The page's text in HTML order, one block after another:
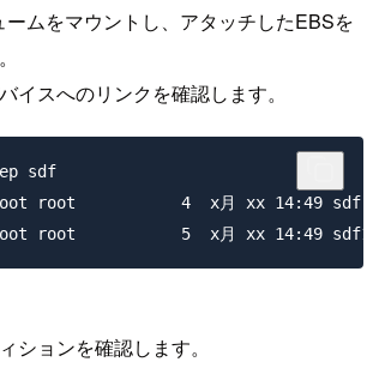
ムをマウントし、アタッチしたEBSを
イスへのリンクを確認します。
sdf
root root           4  x月 xx 14:49 sdf
ションを確認します。